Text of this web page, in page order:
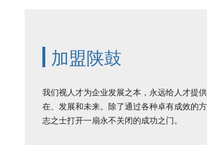
加盟陕鼓
我们视人才为企业发展之本，永远给人才提
在、发展和未来。除了通过各种卓有成效的
志之士打开一扇永不关闭的成功之门。